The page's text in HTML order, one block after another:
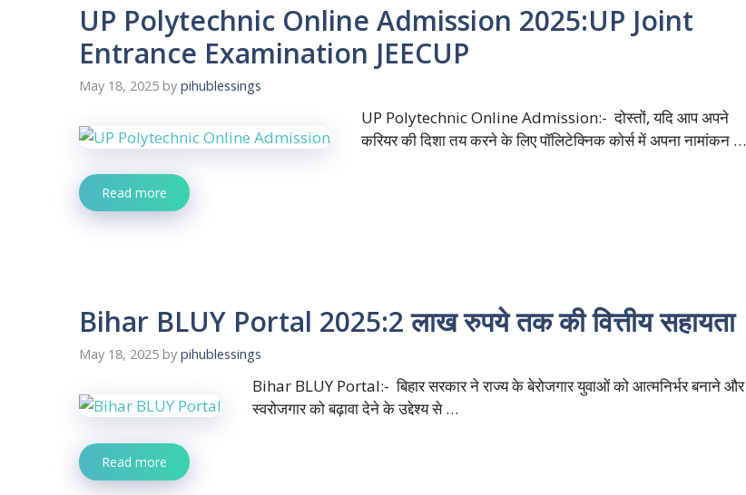
UP Polytechnic Online Admission 2025:UP Joint
Entrance Examination JEECUP
May 18, 2025 by pihublessings
UP Polytechnic Online Admission:- दोस्तों, यदि आप अपने
करियर की दिशा तय करने के लिए पॉलिटेक्निक कोर्स में अपना नामांकन …
Read more
Bihar BLUY Portal 2025:2 लाख रुपये तक की वित्तीय सहायता
May 18, 2025 by pihublessings
Bihar BLUY Portal:- बिहार सरकार ने राज्य के बेरोजगार युवाओं को आत्मनिर्भर बनाने और
स्वरोजगार को बढ़ावा देने के उद्देश्य से …
Read more